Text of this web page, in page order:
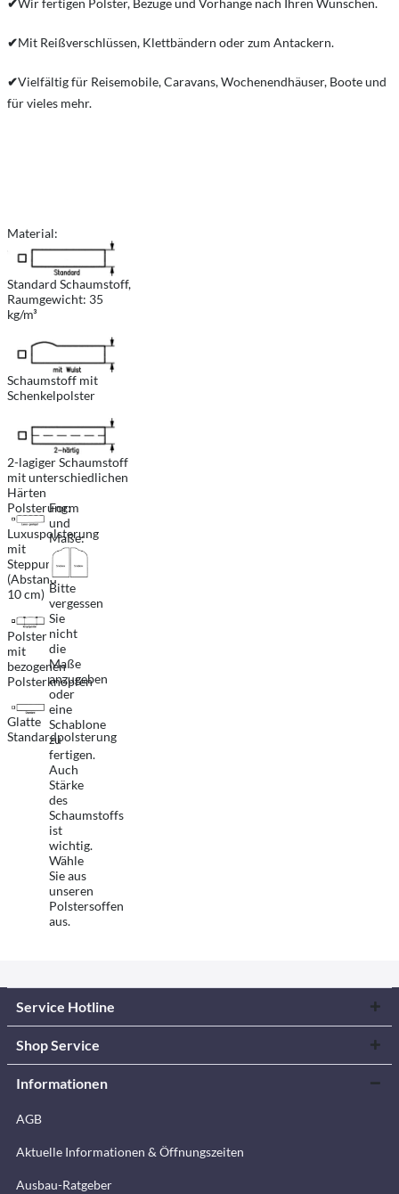
✔Wir fertigen Polster, Bezüge und Vorhänge nach Ihren Wünschen.
✔Mit Reißverschlüssen, Klettbändern oder zum Antackern.
✔Vielfältig für Reisemobile, Caravans, Wochenendhäuser, Boote und
für vieles mehr.
Material:
Standard Schaumstoff,
Raumgewicht: 35
kg/m³
Schaumstoff mit
Schenkelpolster
2-lagiger Schaumstoff
mit unterschiedlichen
Härten
Polsterung:
Luxuspolsterung
mit
Steppung
(Abstand
10 cm)
Polster
mit
bezogenen
Polsterknöpfen
Glatte
Standardpolsterung
Form
und
Maße:
Bitte
vergessen
Sie
nicht
die
Maße
anzugeben
oder
eine
Schablone
zu
fertigen.
Auch
Stärke
des
Schaumstoffs
ist
wichtig.
Wähle
Sie aus
unseren
Polstersoffen
aus.
Service Hotline
Shop Service
Informationen
AGB
Aktuelle Informationen & Öffnungszeiten
Ausbau-Ratgeber